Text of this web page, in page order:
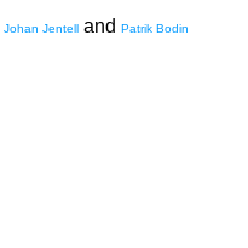
Johan Jentell and Patrik Bodin